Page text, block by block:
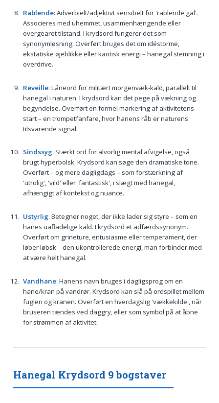
Rablende: Adverbielt/adjektivt sensibelt for 'rablende gal'.
Associeres med uhemmet, usammenhængende eller
overgearet tilstand. I krydsord fungerer det som
synonymløsning. Overført bruges det om idéstorme,
ekstatiske øjeblikke eller kaotisk energi – hanegal stemning i
overdrive.
Reveille: Låneord for militært morgenvæk-kald, parallelt til
hanegal i naturen. I krydsord kan det pege på vækning og
begyndelse. Overført en formel markering af aktivitetens
start – en trompetfanfare, hvor hanens råb er naturens
tilsvarende signal.
Sindssyg: Stærkt ord for alvorlig mental afvigelse, også
brugt hyperbolsk. Krydsord kan søge den dramatiske tone.
Overført – og mere dagligdags – som forstærkning af
'utrolig', 'vild' eller 'fantastisk', i slægt med hanegal,
afhængigt af kontekst og nuance.
Ustyrlig: Betegner noget, der ikke lader sig styre – som en
hanes uafladelige kald. I krydsord et adfærdssynonym.
Overført om grineture, entusiasme eller temperament, der
løber løbsk – den ukontrollerede energi, man forbinder med
at være helt hanegal.
Vandhane: Hanens navn bruges i dagligsprog om en
hane/kran på vandrør. Krydsord kan slå på ordspillet mellem
fuglen og kranen. Overført en hverdagslig 'vækkekilde', når
bruseren tændes ved daggry, eller som symbol på at åbne
for strømmen af aktivitet.
Hanegal Krydsord 9 bogstaver